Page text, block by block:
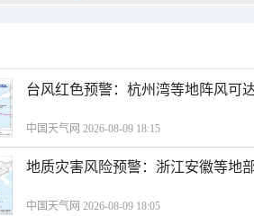
台风红色预警：杭州湾等地阵风可
中国天气网 2026-08-09 18:15
地质灾害风险预警：浙江安徽等地
中国天气网 2026-08-09 18:05